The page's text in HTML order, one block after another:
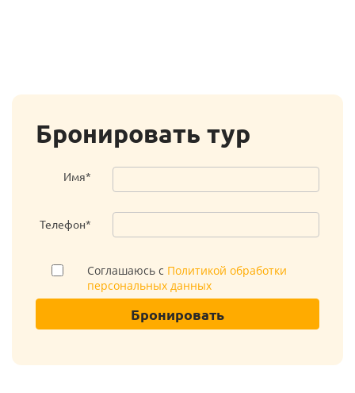
Бронировать тур
Имя*
Телефон*
Соглашаюсь с Политикой обработки
персональных данных
Бронировать